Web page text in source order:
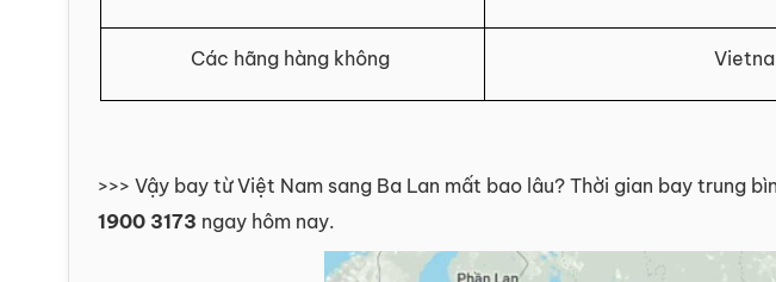
Các hãng hàng không
>>> Vậy bay từ Việt Nam sang Ba Lan mất bao lâu? Thời gian bay trung
1900 3173 ngay hôm nay.